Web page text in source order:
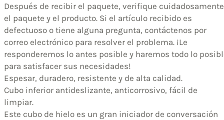
Después de recibir el paquete, verifique cuidadosamente
el paquete y el producto. Si el artículo recibido es
defectuoso o tiene alguna pregunta, contáctenos por
correo electrónico para resolver el problema. ¡Le
responderemos lo antes posible y haremos todo lo
para satisfacer sus necesidades!
Espesar, duradero, resistente y de alta calidad.
Cubo inferior antideslizante, anticorrosivo, fácil de
limpiar.
Este cubo de hielo es un gran iniciador de conversación